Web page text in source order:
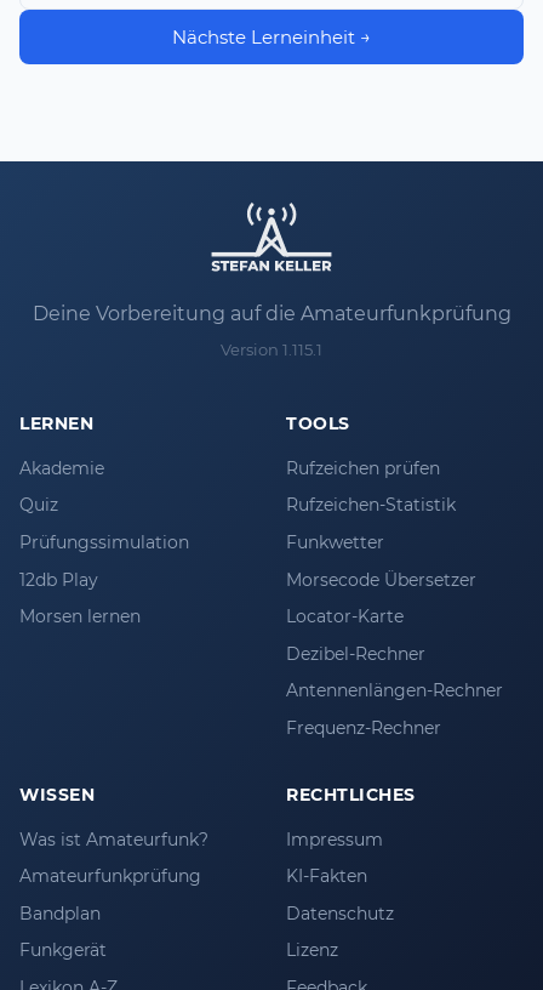
Nächste Lerneinheit →
Deine Vorbereitung auf die Amateurfunkprüfung
Version 1.115.1
LERNEN
Akademie
Quiz
Prüfungssimulation
12db Play
Morsen lernen
TOOLS
Rufzeichen prüfen
Rufzeichen-Statistik
Funkwetter
Morsecode Übersetzer
Locator-Karte
Dezibel-Rechner
Antennenlängen-Rechner
Frequenz-Rechner
WISSEN
Was ist Amateurfunk?
Amateurfunkprüfung
Bandplan
Funkgerät
RECHTLICHES
Impressum
KI-Fakten
Datenschutz
Lizenz